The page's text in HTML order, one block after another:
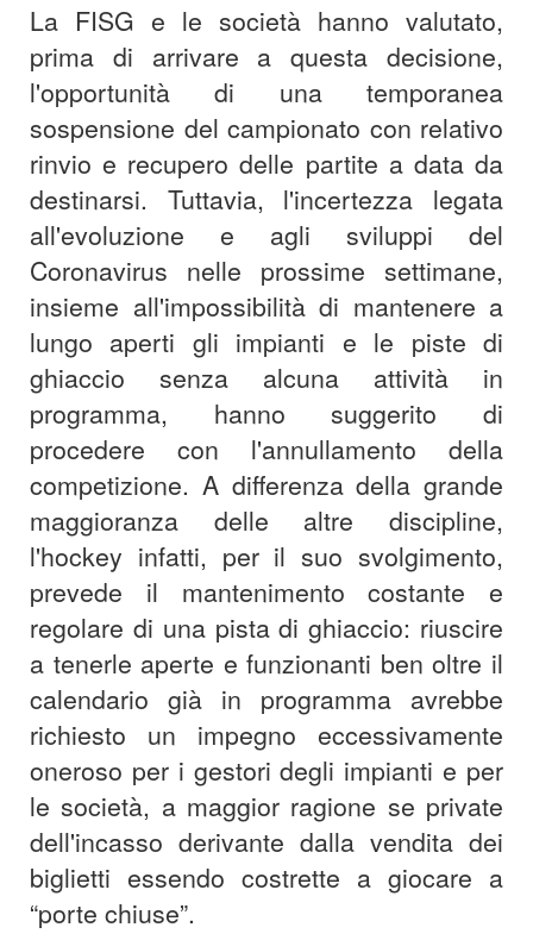
La FISG e le società hanno valutato,
prima di arrivare a questa decisione,
l'opportunità di una temporanea
sospensione del campionato con relativo
rinvio e recupero delle partite a data da
destinarsi. Tuttavia, l'incertezza legata
all'evoluzione e agli sviluppi del
Coronavirus nelle prossime settimane,
insieme all'impossibilità di mantenere a
lungo aperti gli impianti e le piste di
ghiaccio senza alcuna attività in
programma, hanno suggerito di
procedere con l'annullamento della
competizione. A differenza della grande
maggioranza delle altre discipline,
l'hockey infatti, per il suo svolgimento,
prevede il mantenimento costante e
regolare di una pista di ghiaccio: riuscire
a tenerle aperte e funzionanti ben oltre il
calendario già in programma avrebbe
richiesto un impegno eccessivamente
oneroso per i gestori degli impianti e per
le società, a maggior ragione se private
dell'incasso derivante dalla vendita dei
biglietti essendo costrette a giocare a
“porte chiuse”.